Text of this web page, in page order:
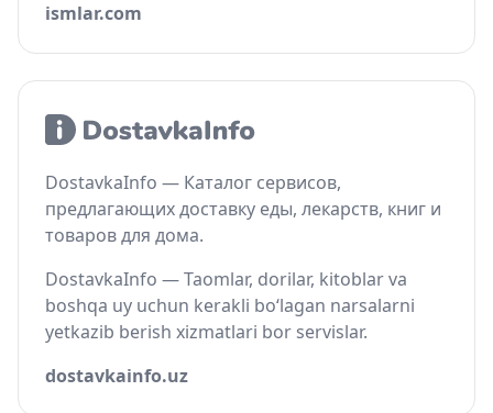
ismlar.com
DostavkaInfo — Каталог сервисов,
предлагающих доставку еды, лекарств, книг и
товаров для дома.
DostavkaInfo — Taomlar, dorilar, kitoblar va
boshqa uy uchun kerakli bo‘lagan narsalarni
yetkazib berish xizmatlari bor servislar.
dostavkainfo.uz